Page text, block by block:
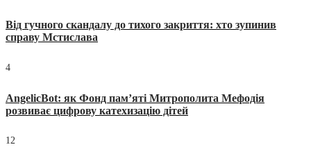
Від гучного скандалу до тихого закриття: хто зупинив
справу Мстислава
4
AngelicBot: як Фонд пам’яті Митрополита Мефодія
розвиває цифрову катехизацію дітей
12